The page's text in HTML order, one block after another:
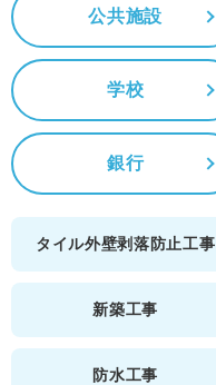
公共施設
学校
銀行
タイル外壁剥落防止工事
新築工事
防水工事